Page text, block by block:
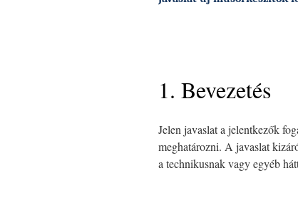
1. Bevezetés
Jelen javaslat a jelentkezők
meghatározni. A javaslat
a technikusnak vagy egyéb